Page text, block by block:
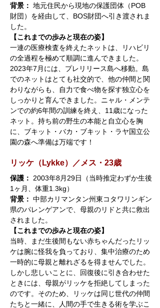
背景： 地元住民から現地の保護団体（POB
財団）を経由して、BOS財団へ引き渡されま
した。
【これまでの歩みと現在の姿】
一連の医療検査を終えたネットは、リハビリ
の全過程を極めて順調に進んできました。
2023年7月には、プレリリース島へ移動。島
でのネットはとても社交的で、他の仲間と関
わりながらも、自力で食べ物を探す独立心を
しっかりと育んできました。ニャル・メンテ
ンでの約6年間の訓練を終え、11歳になった
ネット。持ち前の野生の本能と自立心を胸
に、ブキット・バカ・ブキット・ラヤ国立公
園の森へ準備は万端です！
リッケ（Lykke）／メス・23歳
保護：
2003年8月29日（当時推定わずか生後
1ヶ月、体重1.3kg）
背景： 中部カリマンタン州東コタワリンギン
県のパレンゲアンで、母親のリドと共に救出
されました。
【これまでの歩みと現在の姿】
当時、まだ生後間もない赤ちゃんだったリッ
ケは腕に怪我を負っており、集中治療のため
一時的に母親と離れざるを得ませんでした。
しかし悲しいことに、回復後に引き合わせた
ときには、母親がリッケを拒絶してしまった
のです。そのため、リッケは同じ世代の仲間
たちと一緒に、人間の手で生きる術を学ぶこ